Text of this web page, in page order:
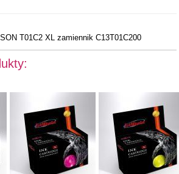
T01C2 XL zamiennik C13T01C200